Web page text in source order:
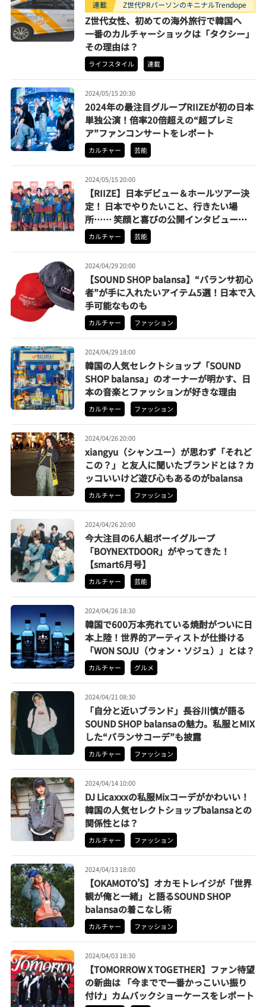
連載 Z世代PRパーソンのキニナルTrendope
Z世代女性、初めての海外旅行で韓国へ
一番のカルチャーショックは「タクシー」
その理由は？
ライフスタイル 連載
2024/05/15 20:30
2024年の最注目グループRIIZEが初の日本
単独公演！倍率20倍超えの“超プレミ
ア”ファンコンサートをレポート
カルチャー 芸能
2024/05/15 20:00
【RIIZE】日本デビュー＆ホールツアー決
定！ 日本でやりたいこと、行きたい場
所…… 笑顔と喜びの公開インタビューレ
ポート
カルチャー 芸能
2024/04/29 20:00
【SOUND SHOP balansa】“バランサ初心
者”が手に入れたいアイテム5選！日本で入
手可能なものも
カルチャー ファッション
2024/04/29 18:00
韓国の人気セレクトショップ「SOUND
SHOP balansa」のオーナーが明かす、日
本の音楽とファッションが好きな理由
カルチャー ファッション
2024/04/26 20:00
xiangyu（シャンユー）が思わず「それど
この？」と友人に聞いたブランドとは？カ
ッコいいけど遊び心もあるのがbalansa
カルチャー ファッション
2024/04/26 20:00
今大注目の6人組ボーイグループ
「BOYNEXTDOOR」がやってきた！
【smart6月号】
カルチャー 芸能
2024/04/26 18:30
韓国で600万本売れている焼酎がついに日
本上陸！世界的アーティストが仕掛ける
「WON SOJU（ウォン・ソジュ）」とは？
カルチャー グルメ
2024/04/21 08:30
「自分と近いブランド」長谷川慎が語る
SOUND SHOP balansaの魅力。私服とMIX
した“バランサコーデ”も披露
カルチャー ファッション
2024/04/14 10:00
DJ Licaxxxの私服Mixコーデがかわいい！
韓国の人気セレクトショップbalansaとの
関係性とは？
カルチャー ファッション
2024/04/13 18:00
【OKAMOTO’S】オカモトレイジが「世界
観が俺と一緒」と語るSOUND SHOP
balansaの着こなし術
カルチャー ファッション
2024/04/03 18:30
【TOMORROW X TOGETHER】ファン待望
の新曲は 「今までで一番かっこいい振り
付け」カムバックショーケースをレポート